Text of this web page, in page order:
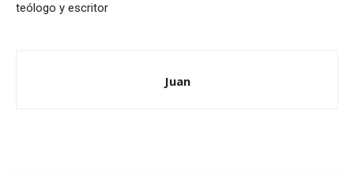
teólogo y escritor
Juan